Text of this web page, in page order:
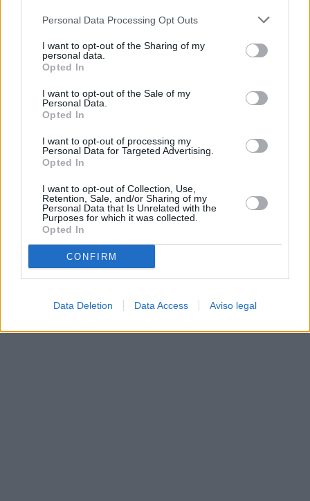
negar su consentimiento. Tenga en cuenta que algún
de su consentimiento, pero usted tiene el derecho de
rechazar tal procesamiento. Sus preferencias se aplicarán
cualquier momento entrando de nuevo en este sitio web o
visitando nuestra política de privacidad.
Personal Data Processing Opt Outs
I want to opt-out of the Sharing of my
personal data.
Opted In
I want to opt-out of the Sale of my
Personal Data.
Opted In
I want to opt-out of processing my
Personal Data for Targeted Advertising.
Opted In
I want to opt-out of Collection, Use,
Retention, Sale, and/or Sharing of my
Personal Data that Is Unrelated with the
Purposes for which it was collected.
Opted In
CONFIRM
Data Deletion Data Access Aviso legal